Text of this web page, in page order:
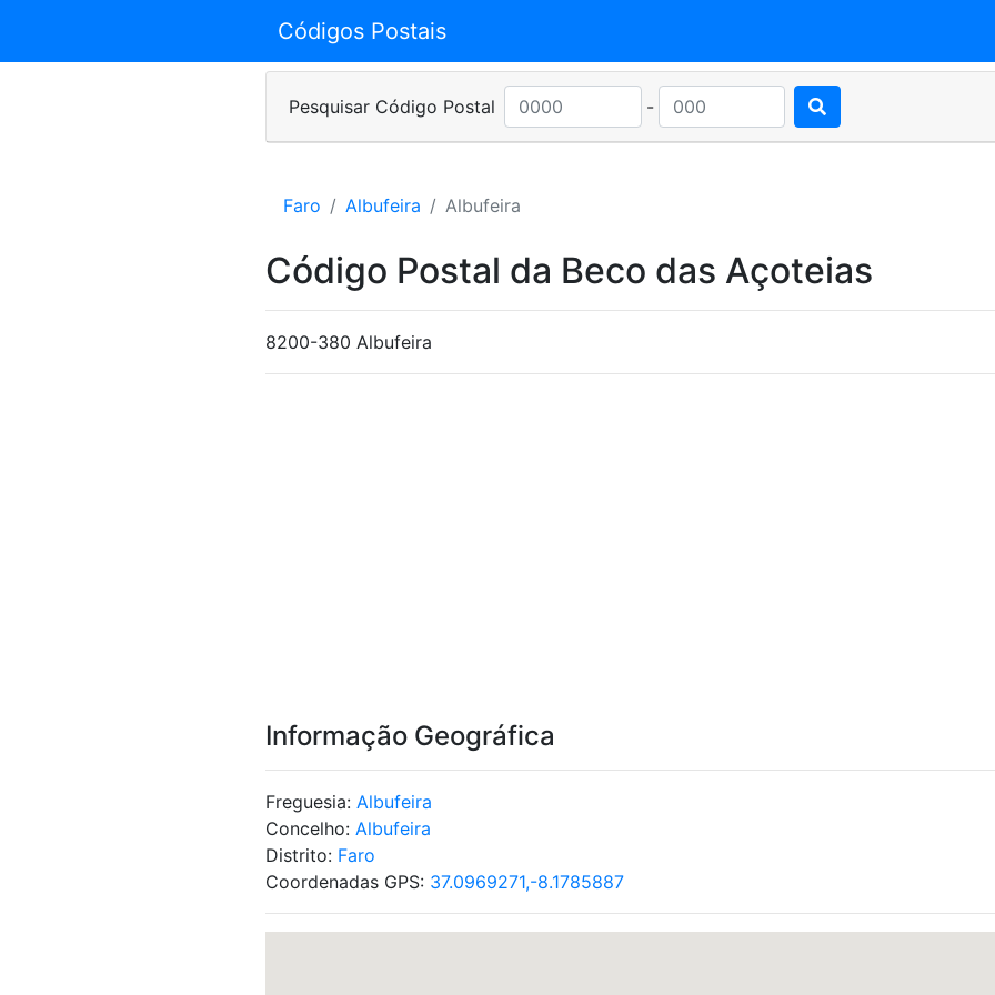
Códigos Postais
Pesquisar Código Postal -
Faro Albufeira Albufeira
Código Postal da Beco das Açoteias
8200-380 Albufeira
Informação Geográfica
Freguesia: Albufeira
Concelho: Albufeira
Distrito: Faro
Coordenadas GPS: 37.0969271,-8.1785887